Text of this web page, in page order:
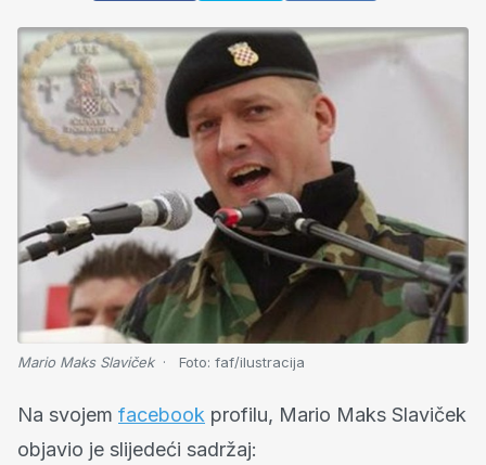
Mario Maks Slaviček Foto: faf/ilustracija
Na svojem facebook profilu, Mario Maks Slaviček
objavio je slijedeći sadržaj: